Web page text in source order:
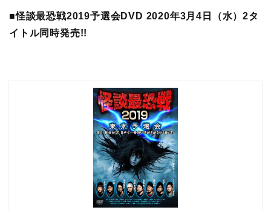
■怪談最恐戦2019予選会DVD 2020年3月4日（水）2タ
イトル同時発売!!